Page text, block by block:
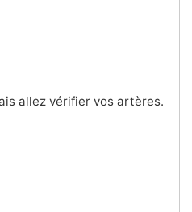
allez vérifier vos artères.